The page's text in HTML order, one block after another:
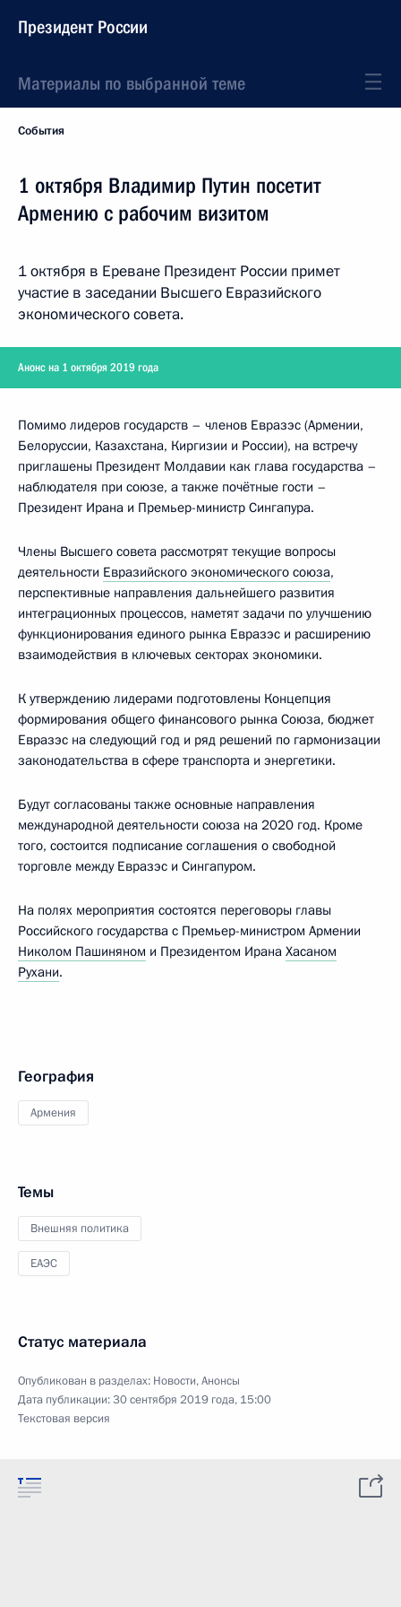
Президент России
Материалы по выбранной теме
События
1 октября Владимир Путин посетит
Армению с рабочим визитом
1 октября в Ереване Президент России примет
участие в заседании Высшего Евразийского
экономического совета.
Анонс на 1 октября 2019 года
Помимо лидеров государств – членов Евразэс (Армении,
Белоруссии, Казахстана, Киргизии и России), на встречу
приглашены Президент Молдавии как глава государства –
наблюдателя при союзе, а также почётные гости –
Президент Ирана и Премьер-министр Сингапура.
Члены Высшего совета рассмотрят текущие вопросы
деятельности Евразийского экономического союза,
перспективные направления дальнейшего развития
интеграционных процессов, наметят задачи по улучшению
функционирования единого рынка Евразэс и расширению
взаимодействия в ключевых секторах экономики.
К утверждению лидерами подготовлены Концепция
формирования общего финансового рынка Союза, бюджет
Евразэс на следующий год и ряд решений по гармонизации
законодательства в сфере транспорта и энергетики.
Будут согласованы также основные направления
международной деятельности союза на 2020 год. Кроме
того, состоится подписание соглашения о свободной
торговле между Евразэс и Сингапуром.
На полях мероприятия состоятся переговоры главы
Российского государства с Премьер-министром Армении
Николом Пашиняном и Президентом Ирана Хасаном
Рухани.
География
Армения
Темы
Внешняя политика
ЕАЭС
Статус материала
Опубликован в разделах: Новости,Анонсы
Дата публикации:30 сентября 2019 года, 15:00
Текстовая версия